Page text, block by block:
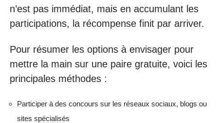
n’est pas immédiat, mais en accumulant les
participations, la récompense finit par arriver.
Pour résumer les options à envisager pour
mettre la main sur une paire gratuite, voici les
principales méthodes :
Participer à des concours sur les réseaux sociaux, blogs ou
sites spécialisés